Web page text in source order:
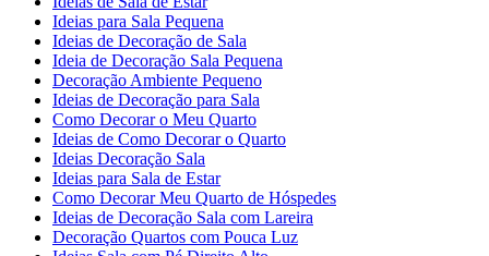
Ideias para Sala Pequena
Ideias de Decoração de Sala
Ideia de Decoração Sala Pequena
Decoração Ambiente Pequeno
Ideias de Decoração para Sala
Como Decorar o Meu Quarto
Ideias de Como Decorar o Quarto
Ideias Decoração Sala
Ideias para Sala de Estar
Como Decorar Meu Quarto de Hóspedes
Ideias de Decoração Sala com Lareira
Decoração Quartos com Pouca Luz